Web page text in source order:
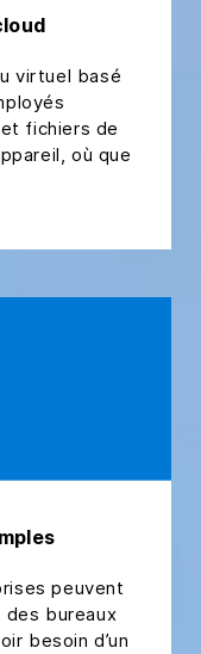
virtuel basé
fichiers de
où que
peuvent
bureaux
besoin d’un